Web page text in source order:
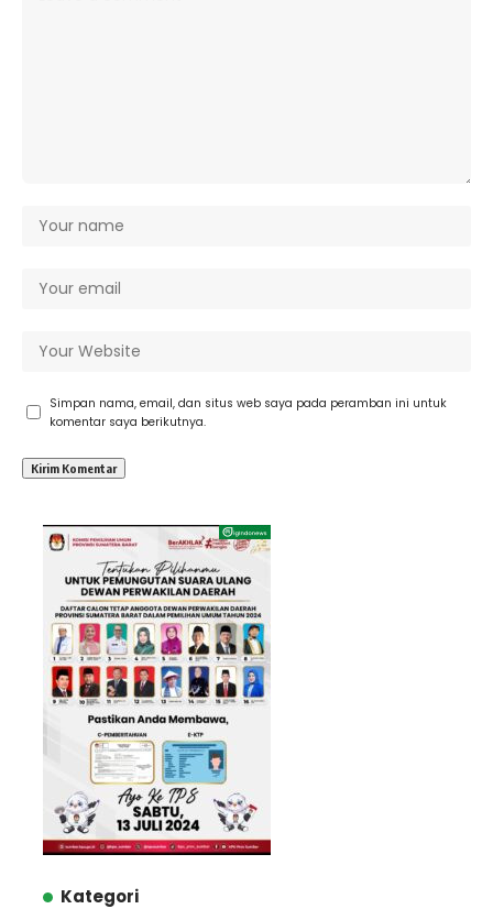
Simpan nama, email, dan situs web saya pada peramban ini untuk
komentar saya berikutnya.
Kategori